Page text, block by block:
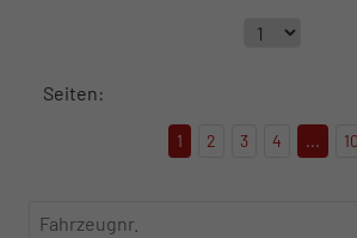
Seiten:
1 2 3 4 ... 10
Fahrzeugnr.